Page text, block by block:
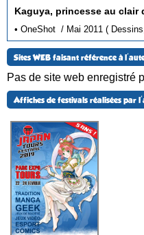
Kaguya, princesse au clair
• OneShot / Mai
Sites WEB faisant référence à
Pas de site web enregistré
Affiches de festivals réalisées par